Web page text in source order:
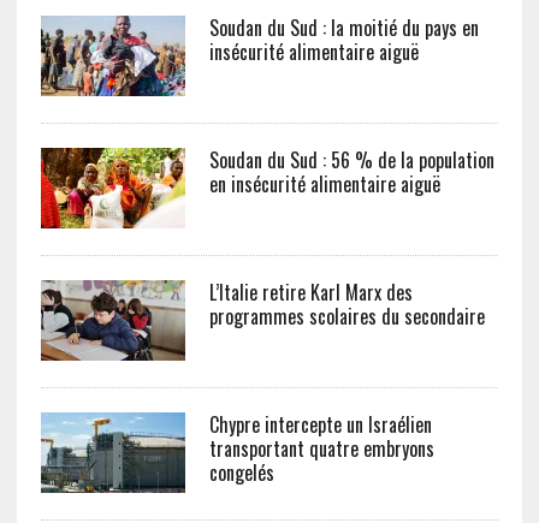
Soudan du Sud : la moitié du pays en
insécurité alimentaire aiguë
Soudan du Sud : 56 % de la population
en insécurité alimentaire aiguë
L’Italie retire Karl Marx des
programmes scolaires du secondaire
Chypre intercepte un Israélien
transportant quatre embryons
congelés